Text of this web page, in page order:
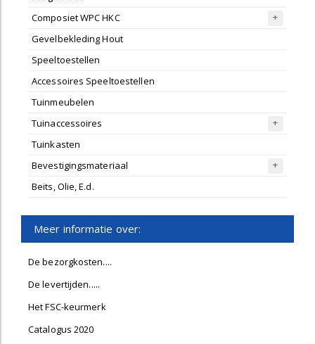
Composiet WPC HKC
Gevelbekleding Hout
Speeltoestellen
Accessoires Speeltoestellen
Tuinmeubelen
Tuinaccessoires
Tuinkasten
Bevestigingsmateriaal
Beits, Olie, E.d.
Meer informatie over:
De bezorgkosten....
De levertijden.....
Het FSC-keurmerk
Catalogus 2020